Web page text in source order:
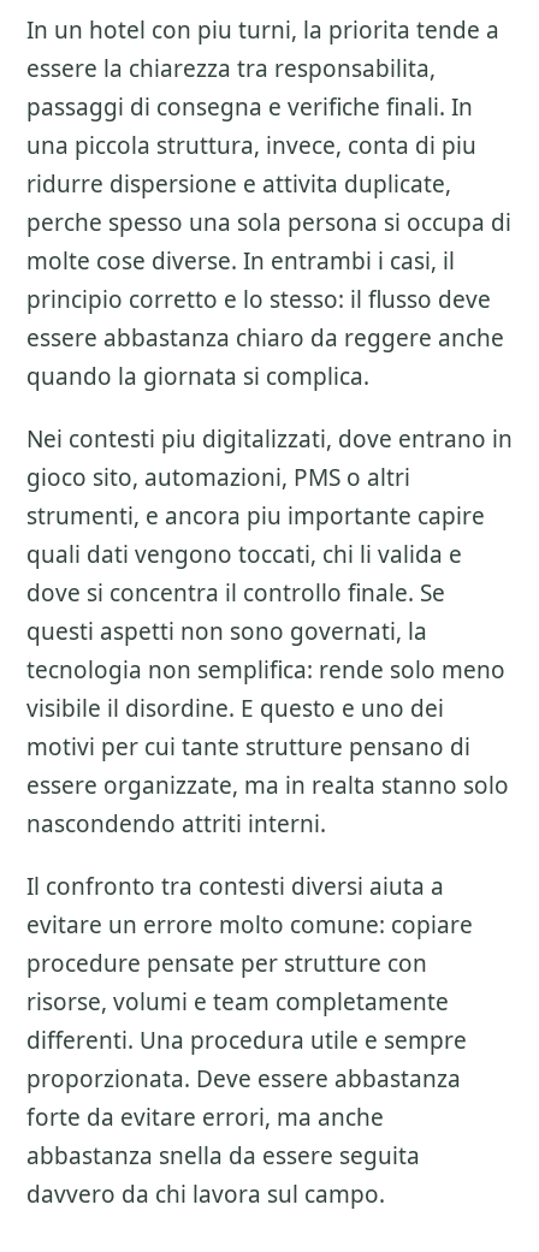
In un hotel con piu turni, la priorita tende a
essere la chiarezza tra responsabilita,
passaggi di consegna e verifiche finali. In
una piccola struttura, invece, conta di piu
ridurre dispersione e attivita duplicate,
perche spesso una sola persona si occupa di
molte cose diverse. In entrambi i casi, il
principio corretto e lo stesso: il flusso deve
essere abbastanza chiaro da reggere anche
quando la giornata si complica.
Nei contesti piu digitalizzati, dove entrano in
gioco sito, automazioni, PMS o altri
strumenti, e ancora piu importante capire
quali dati vengono toccati, chi li valida e
dove si concentra il controllo finale. Se
questi aspetti non sono governati, la
tecnologia non semplifica: rende solo meno
visibile il disordine. E questo e uno dei
motivi per cui tante strutture pensano di
essere organizzate, ma in realta stanno solo
nascondendo attriti interni.
Il confronto tra contesti diversi aiuta a
evitare un errore molto comune: copiare
procedure pensate per strutture con
risorse, volumi e team completamente
differenti. Una procedura utile e sempre
proporzionata. Deve essere abbastanza
forte da evitare errori, ma anche
abbastanza snella da essere seguita
davvero da chi lavora sul campo.